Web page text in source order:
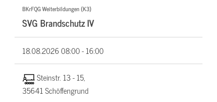
BKrFQG Weiterbildungen (K3)
SVG Brandschutz IV
18.08.202608:00 - 16:00
Steinstr. 13 - 15,
35641 Schöffengrund